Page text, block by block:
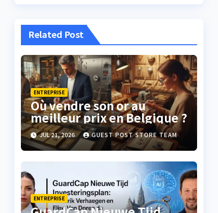
Related Post
ENTREPRISE
Où vendre son or au
meilleur prix en Belgique ?
JUL 21, 2026 GUEST POST STORE TEAM
ENTREPRISE